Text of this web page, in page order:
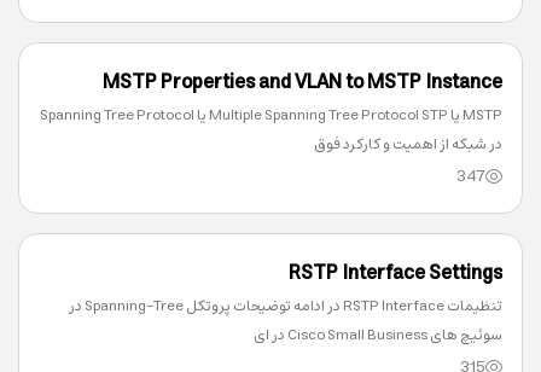
MSTP Properties and VLAN to MSTP Instance
MSTP یا Multiple Spanning Tree Protocol STP یا Spanning Tree Protocol
در شبکه از اهمیت و کارکرد فوق‌
347
RSTP Interface Settings
تنظیمات RSTP Interface در ادامه توضیحات پروتکل Spanning-Tree در
سوئیچ های Cisco Small Business در ای